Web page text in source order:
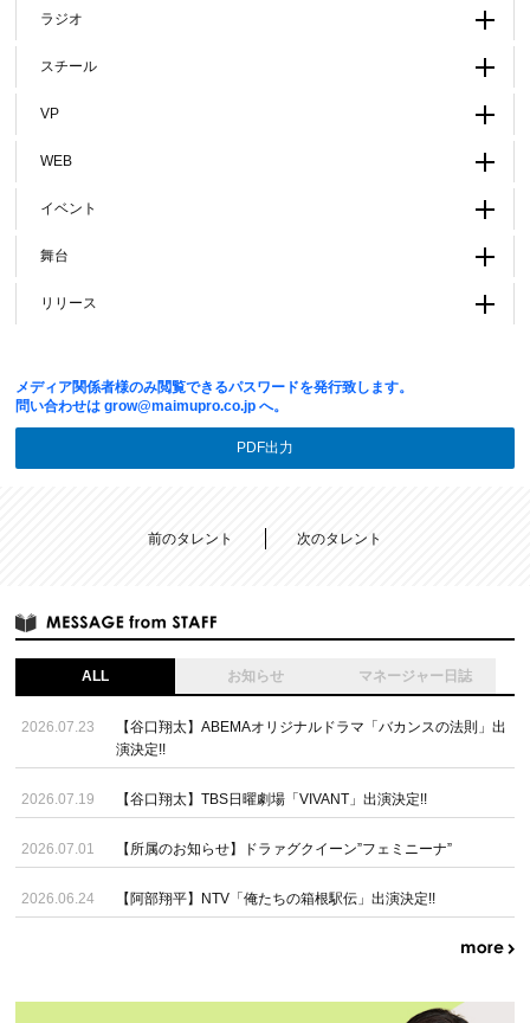
ラジオ
スチール
VP
WEB
イベント
舞台
リリース
メディア関係者様のみ閲覧できるパスワードを発行致します。
問い合わせはgrow@maimupro.co.jp へ。
PDF出力
前のタレント 次のタレント
ALL お知らせ マネージャー日誌
2026.07.23
【谷口翔太】ABEMAオリジナルドラマ「バカンスの法則」出
演決定!!
2026.07.19 【谷口翔太】TBS日曜劇場「VIVANT」出演決定!!
2026.07.01 【所属のお知らせ】ドラァグクイーン”フェミニーナ”
2026.06.24 【阿部翔平】NTV「俺たちの箱根駅伝」出演決定!!